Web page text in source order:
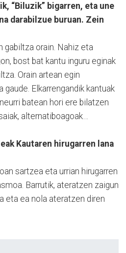
“Biluzik” bigarren, eta une
darabilzue buruan. Zein
gabiltza orain. Nahiz eta
bost bat kantu inguru eginak
Orain artean egin
gaude. Elkarrengandik kantuak
batean hori ere bilatzen
alternatiboagoak…
Kautaren hirugarren lana
sartzea eta urrian hirugarren
Barrutik, ateratzen zaigun
eta ea nola ateratzen diren